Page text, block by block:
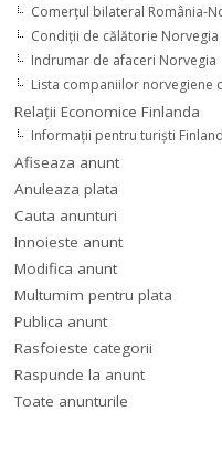
Comerţul bilateral România-
Condiții de călătorie Norvegia
Indrumar de afaceri Norvegia
Lista companiilor norvegiene
Relaţii Economice Finlanda
Informaţii pentru turişti
Afiseaza anunt
Anuleaza plata
Cauta anunturi
Innoieste anunt
Modifica anunt
Multumim pentru plata
Publica anunt
Rasfoieste categorii
Raspunde la anunt
Toate anunturile